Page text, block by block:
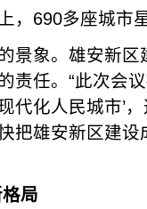
，690多座城市
景象。雄安新
责任。“此次会
代化人民城市’
把雄安新区建
局